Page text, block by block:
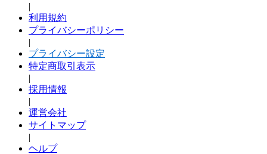
|
利用規約
プライバシーポリシー
|
プライバシー設定
特定商取引表示
|
採用情報
|
運営会社
サイトマップ
|
ヘルプ